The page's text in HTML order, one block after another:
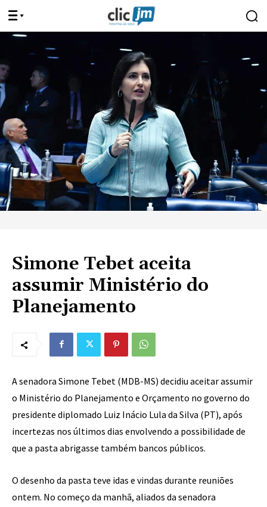
Simone Tebet aceita
assumir Ministério do
Planejamento
A senadora Simone Tebet (MDB-MS) decidiu aceitar assumir
o Ministério do Planejamento e Orçamento no governo do
presidente diplomado Luiz Inácio Lula da Silva (PT), após
incertezas nos últimos dias envolvendo a possibilidade de
que a pasta abrigasse também bancos públicos.
O desenho da pasta teve idas e vindas durante reuniões
ontem. No começo da manhã, aliados da senadora